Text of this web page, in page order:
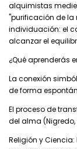
alquimistas
"purificación de la
individuación: el
alcanzar el
¿Qué aprenderás
La conexión
de forma
El proceso de
del alma (Nigredo,
Religión y